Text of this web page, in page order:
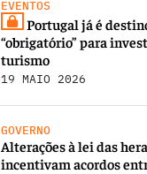
EVENTOS
Portugal já é
“obrigatório” para
turismo
19 MAIO 2026
GOVERNO
Alterações à lei das
incentivam acordos